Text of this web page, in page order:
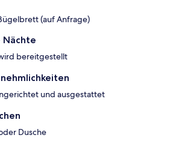
(auf Anfrage)
Nächte
bereitgestellt
und ausgestattet
Dusche